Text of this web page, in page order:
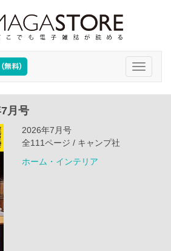
Toggle
月号
2026年7月号
全111ページ / キャンプ社
ホーム・インテリア